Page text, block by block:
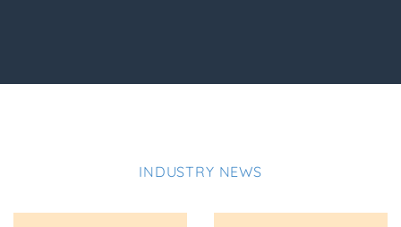
INDUSTRY NEWS